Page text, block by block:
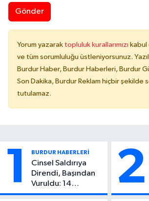
Gönder
Yorum yazarak topluluk kurallarımızı kabul
ve tüm sorumluluğu üstleniyorsunuz.
Burdur Haber, Burdur Haberleri, Burdur
Son Dakika, Burdur Reklam hiçbir şekilde
tutulamaz.
1 BURDUR HABERLERİ
Cinsel Saldırıya
Direndi, Başından
Vuruldu: 14
Yaşındaki Çocuktan
2